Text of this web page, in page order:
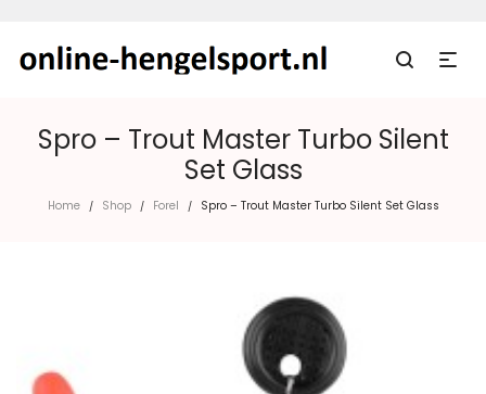
Spro – Trout Master Turbo Silent
Set Glass
Home / Shop / Forel / Spro – Trout Master Turbo Silent Set Glass